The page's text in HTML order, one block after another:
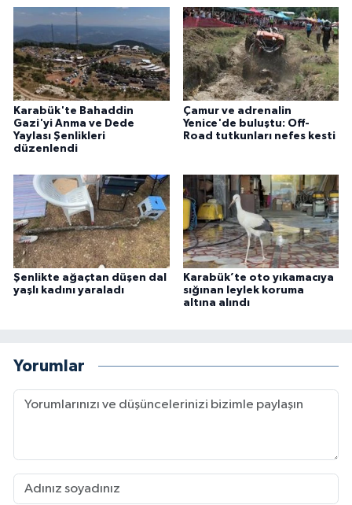
Karabük'te Bahaddin
Gazi'yi Anma ve Dede
Yaylası Şenlikleri
düzenlendi
Çamur ve adrenalin
Yenice'de buluştu: Off-
Road tutkunları nefes kesti
Şenlikte ağaçtan düşen dal
yaşlı kadını yaraladı
Karabük’te oto yıkamacıya
sığınan leylek koruma
altına alındı
Yorumlar